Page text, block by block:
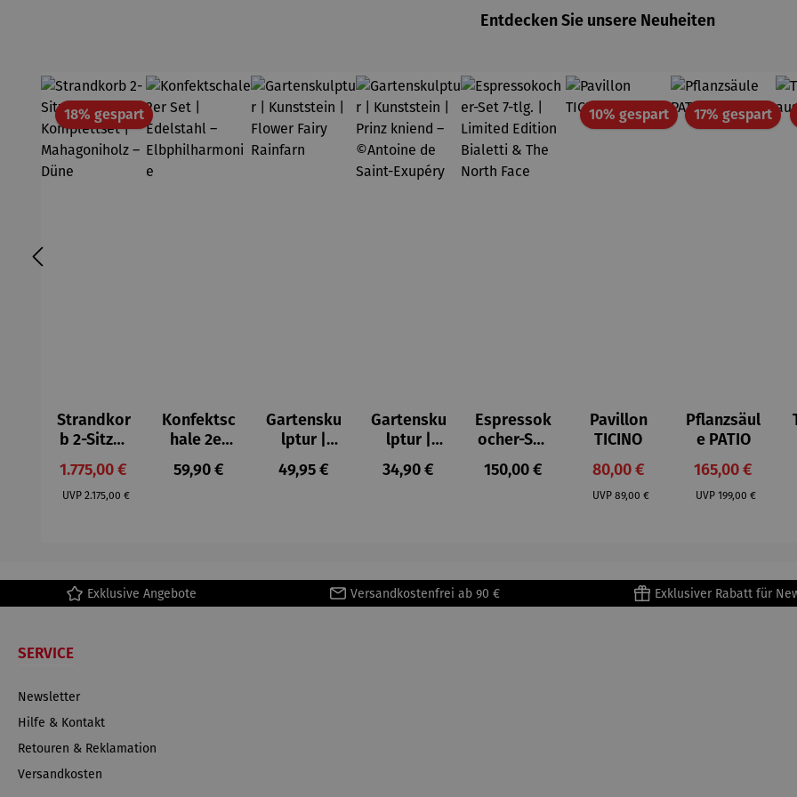
Entdecken Sie unsere Neuheiten
18% gespartRabatt
Strandkor
b 2-Sitzer
Kompletts
et |
Mahagoni
Verkaufspreis:
1.775,00 €
UVP Regulärer Preis:
2.175,00 €
Konfektsc
hale 2er
Set |
Edelstahl
Regulärer Preis:
59,90 €
Gartensku
lptur |
Kunststei
n | Flower
Regulärer Preis:
49,95 €
Gartensku
lptur |
Kunststei
n | Prinz
Regulärer Preis:
34,90 €
Espressok
ocher-Set
7-tlg. |
Limited
Regulärer Preis:
150,00 €
10% gespartRabatt
Pavillon
TICINO
Verkaufspreis:
80,00 €
UVP Regulärer Preis:
89,00 €
17% gespart
Pflanzsäul
e PATIO
Verkaufspreis:
165,00 €
UVP Regulärer Preis:
199,00 €
Exklusive Angebote Versandkostenfrei ab 90 € Exklusiver Rabatt für
SERVICE
Newsletter
Hilfe & Kontakt
Retouren & Reklamation
Versandkosten